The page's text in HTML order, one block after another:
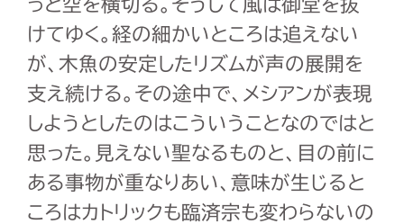
っと空を横切る。そうして風は御堂を抜
けてゆく。経の細かいところは追えない
が、木魚の安定したリズムが声の展開を
支え続ける。その途中で、メシアンが表現
しようとしたのはこういうことなのではと
思った。見えない聖なるものと、目の前に
ある事物が重なりあい、意味が生じると
ころはカトリックも臨済宗も変わらないの